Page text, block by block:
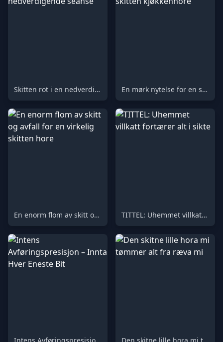
Skitten rot i en nedverdigende seanse En mørk nytelse for en skitten kjøkkenhore
En enorm flom av skitt og avfall for en virkelig skitten hore TITTEL: Uhemmet villkatt fortærer alt i sikte